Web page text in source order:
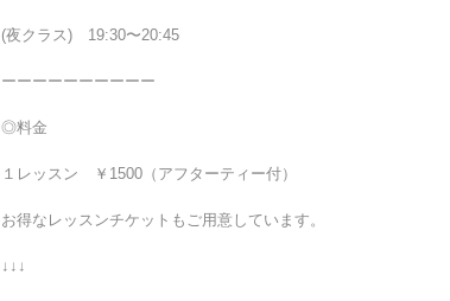
(夜クラス) 19:30〜20:45
ーーーーーーーーーー
◎料金
１レッスン ￥1500（アフターティー付）
お得なレッスンチケットもご用意しています。
↓↓↓